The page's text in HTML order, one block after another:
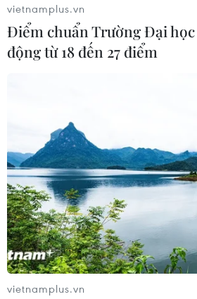
#UNESO #Bảo tồn di sản
#Di
#Quần thể di tích Cố đô Huế
#Đờn
TP. Hà Nội
vietnamplus.vn
Điểm chuẩn Trường Đại
động từ 18 đến 27 điểm
vietnamplus.vn